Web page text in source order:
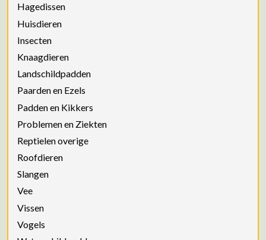
Hagedissen
Huisdieren
Insecten
Knaagdieren
Landschildpadden
Paarden en Ezels
Padden en Kikkers
Problemen en Ziekten
Reptielen overige
Roofdieren
Slangen
Vee
Vissen
Vogels